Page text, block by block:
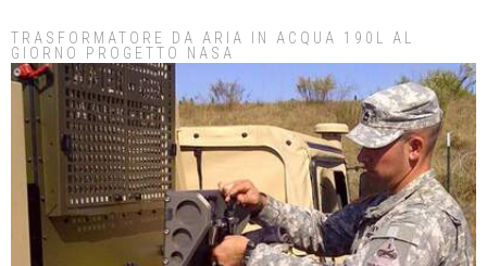
TRASFORMATORE DA ARIA IN ACQUA 190L AL
GIORNO PROGETTO NASA